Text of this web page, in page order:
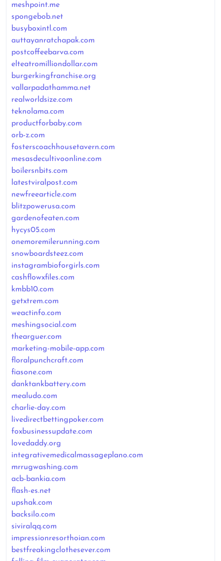
meshpoint.me
spongebob.net
busyboxintl.com
auttayanratchapak.com
postcoffeebarva.com
elteatromilliondollar.com
burgerkingfranchise.org
vallarpadathamma.net
realworldsize.com
teknolama.com
productforbaby.com
orb-z.com
fosterscoachhousetavern.com
mesasdecultivoonline.com
boilersnbits.com
latestviralpost.com
newfreearticle.com
blitzpowerusa.com
gardenofeaten.com
hycys05.com
onemoremilerunning.com
snowboardsteez.com
instagrambioforgirls.com
cashflowxfiles.com
kmbb10.com
getxtrem.com
weactinfo.com
meshingsocial.com
thearguer.com
marketing-mobile-app.com
floralpunchcraft.com
fiasone.com
danktankbattery.com
mealudo.com
charlie-day.com
livedirectbettingpoker.com
foxbusinessupdate.com
lovedaddy.org
integrativemedicalmassageplano.com
mrrugwashing.com
acb-bankia.com
flash-es.net
upshak.com
backsilo.com
siviralqq.com
impressionresorthoian.com
bestfreakingclothesever.com